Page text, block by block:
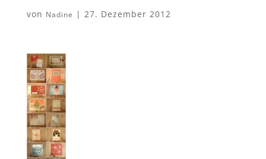
von Nadine | 27. Dezember 2012